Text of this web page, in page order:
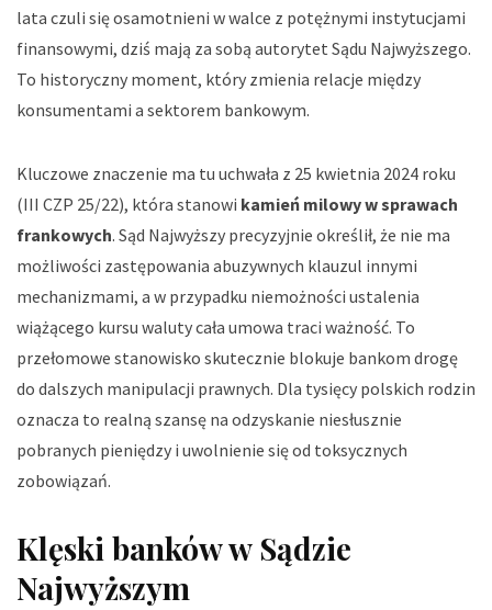
lata czuli się osamotnieni w walce z potężnymi instytucjami
finansowymi, dziś mają za sobą autorytet Sądu Najwyższego.
To historyczny moment, który zmienia relacje między
konsumentami a sektorem bankowym.
Kluczowe znaczenie ma tu uchwała z 25 kwietnia 2024 roku
(III CZP 25/22), która stanowi kamień milowy w sprawach
frankowych. Sąd Najwyższy precyzyjnie określił, że nie ma
możliwości zastępowania abuzywnych klauzul innymi
mechanizmami, a w przypadku niemożności ustalenia
wiążącego kursu waluty cała umowa traci ważność. To
przełomowe stanowisko skutecznie blokuje bankom drogę
do dalszych manipulacji prawnych. Dla tysięcy polskich rodzin
oznacza to realną szansę na odzyskanie niesłusznie
pobranych pieniędzy i uwolnienie się od toksycznych
zobowiązań.
Klęski banków w Sądzie
Najwyższym